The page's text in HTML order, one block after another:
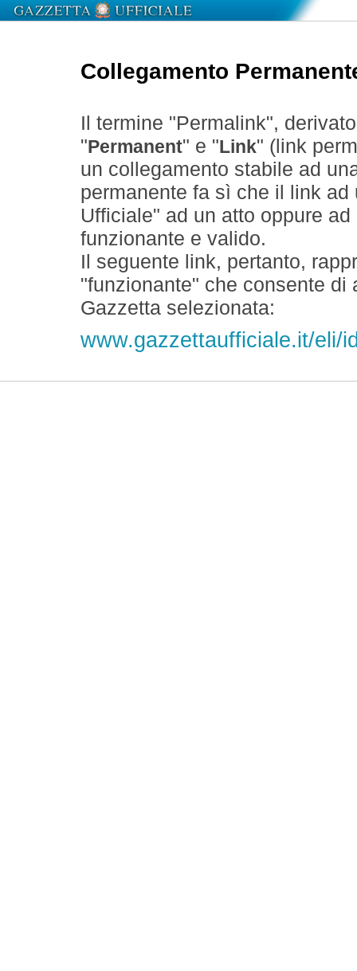
Collegamento
Il termine "Permalink",
" Permanent" e " Link" (link
un collegamento stabile ad
permanente fa sì che il link
Ufficiale" ad un atto oppure
funzionante e valido.
Il seguente link, pertanto,
"funzionante" che consente
Gazzetta selezionata:
www.gazzettaufficiale.it/eli/